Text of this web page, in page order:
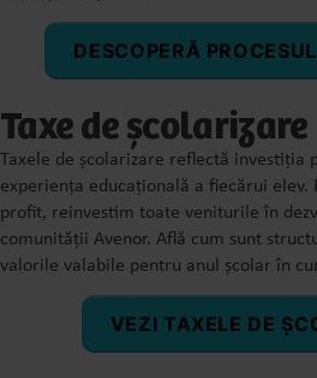
DESCOPERĂ
Taxe de școlarizare
Taxele de școlarizare reflectă investiția
experiența educațională a fiecărui elev.
profit, reinvestim toate veniturile în
comunității Avenor. Află cum sunt
valorile valabile pentru anul școlar în
VEZI TAXELE DE